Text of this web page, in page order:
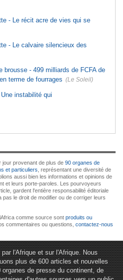
- Le récit acre de vies qui se
- Le calvaire silencieux des
brousse - 499 milliards de FCFA de
terme de fourrages (Le Soleil)
instabilité qui
jour provenant de plus de 90 organes de
et particuliers , représentant une diversité de
aussi bien les informations et opinions de
et leurs porte-paroles. Les pourvoyeurs
gardent l'entière responsabilité éditoriale
pas le droit de modifier ou de corriger leurs
comme source sont produits ou
commentaires ou questions, contactez-nous
l'Afrique et sur l'Afrique. Nous
plus de 600 articles et nouvelles
de presse du continent, de